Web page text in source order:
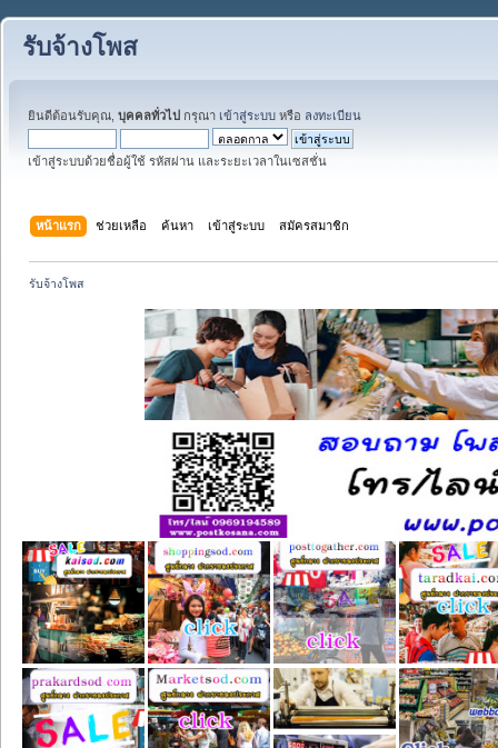
รับจ้างโพส
ยินดีต้อนรับคุณ, บุคคลทั่วไป กรุณา เข้าสู่ระบบ หรือ ลงทะเบียน
เข้าสู่ระบบด้วยชื่อผู้ใช้ รหัสผ่าน และระยะเวลาในเซสชั่น
หน้าแรก ช่วยเหลือ ค้นหา เข้าสู่ระบบ สมัครสมาชิก
รับจ้างโพส